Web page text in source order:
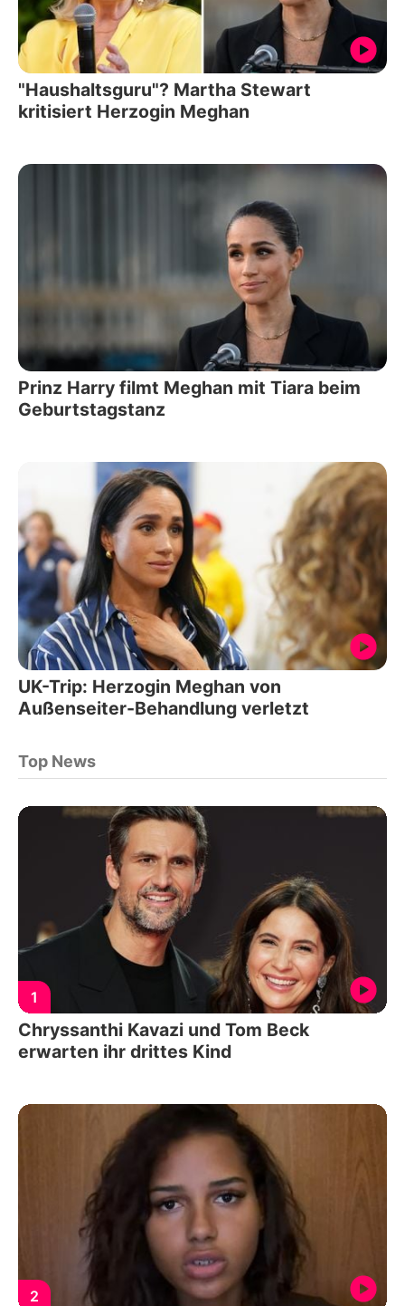
"Haushaltsguru"? Martha Stewart
kritisiert Herzogin Meghan
Prinz Harry filmt Meghan mit Tiara beim
Geburtstagstanz
UK-Trip: Herzogin Meghan von
Außenseiter-Behandlung verletzt
Top News
1
Chryssanthi Kavazi und Tom Beck
erwarten ihr drittes Kind
2